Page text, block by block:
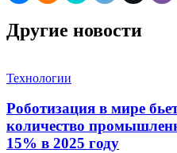
Другие новости
Технологии
Роботизация в мире
количество
15% в 2025 году